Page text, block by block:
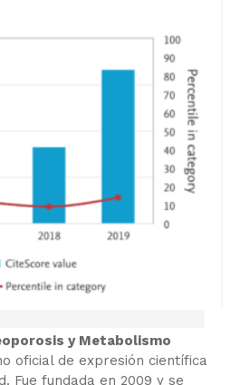
y Metabolismo
oficial de expresión científica
Fue fundada en 2009 y se